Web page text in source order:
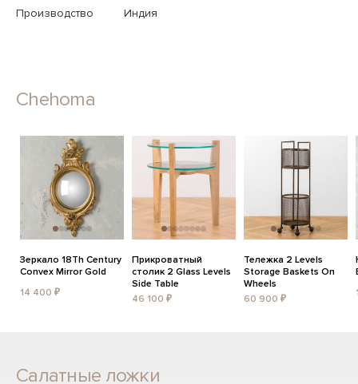
Производство Индия
Chehoma
Зеркало 18Th Century
Convex Mirror Gold
14 400 ₽
Прикроватный
столик 2 Glass Levels
Side Table
46 100 ₽
Тележка 2 Levels
Storage Baskets On
Wheels
60 900 ₽
Салатные ложки